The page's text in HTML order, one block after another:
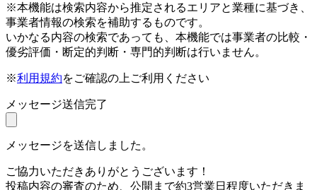
※本機能は検索内容から推定されるエリアと業種に基づき、
事業者情報の検索を補助するものです。
いかなる内容の検索であっても、本機能では事業者の比較・
優劣評価・断定的判断・専門的判断は行いません。
※利用規約をご確認の上ご利用ください
メッセージ送信完了
メッセージを送信しました。
ご協力いただきありがとうございます！
投稿内容の審査のため、公開まで約3営業日程度いただきま